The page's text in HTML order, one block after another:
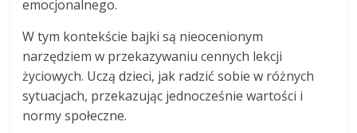
emocjonalnego.
W tym kontekście bajki są nieocenionym
narzędziem w przekazywaniu cennych lekcji
życiowych. Uczą dzieci, jak radzić sobie w różnych
sytuacjach, przekazując jednocześnie wartości i
normy społeczne.